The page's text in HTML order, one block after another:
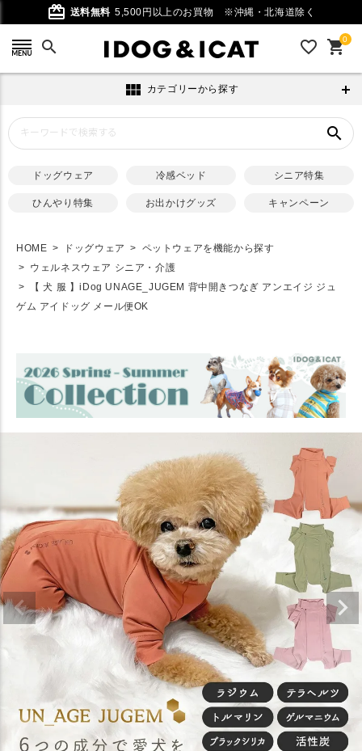
card_giftcard 送料無料 5,500円以上のお買物 ※沖縄・北海道除く
search favorite_outline 0
shopping_cart
view_module カテゴリーから探す
search
ドッグウェア 冷感ベッド シニア特集
ひんやり特集 お出かけグッズ キャンペーン
HOME ドッグウェア
ペットウェアを機能から探す
ウェルネスウェア シニア・介護
【 犬 服 】iDog UNAGE_JUGEM 背中開きつなぎ アンエイジ ジュ
ゲム アイドッグ メール便OK